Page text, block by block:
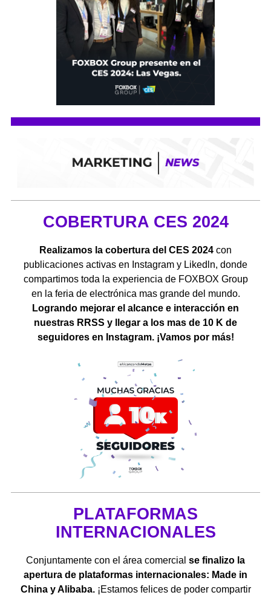
COBERTURA CES 2024
Realizamos la cobertura del CES 2024 con
publicaciones activas en Instagram y Likedln, donde
compartimos toda la experiencia de FOXBOX Group
en la feria de electrónica mas grande del mundo.
Logrando mejorar el alcance e interacción en
nuestras RRSS y llegar a los mas de 10 K de
seguidores en Instagram. ¡Vamos por más!
PLATAFORMAS
INTERNACIONALES
Conjuntamente con el área comercial se finalizo la
apertura de plataformas internacionales: Made in
China y Alibaba.¡Estamos felices de poder compartir